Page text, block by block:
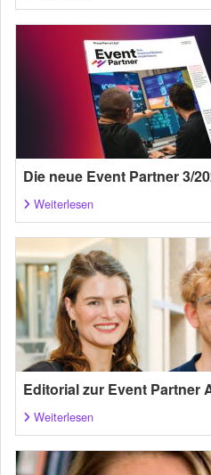
Die neue Event Partner 3/
Weiterlesen
Editorial zur Event Partner
Weiterlesen